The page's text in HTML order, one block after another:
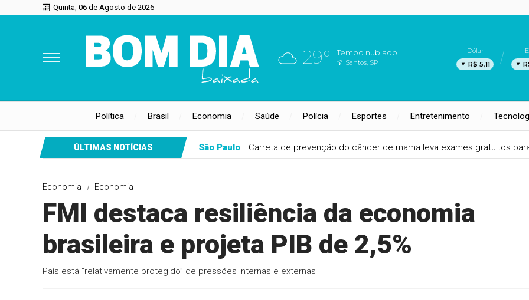
Quinta, 06 de Agosto de 2026
29° Tempo nublado
Santos, SP
Dólar
R$ 5,11
Política Brasil Economia Saúde Polícia Esportes Entretenimento
ÚLTIMAS NOTÍCIAS São Paulo Carreta de prevenção do câncer de mama leva exames gratuitos
Economia Economia
FMI destaca resiliência da economia
brasileira e projeta PIB de 2,5%
País está “relativamente protegido” de pressões internas e externas